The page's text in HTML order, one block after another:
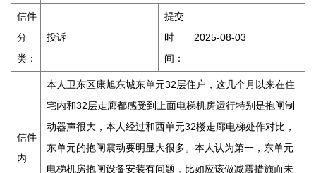
信件
分
类：
投诉
提交
时
间：
2025-08-03
信件
内
本人卫东区康旭东城东单元32层住户，这几个月以来在住
宅内和32层走廊都感受到上面电梯机房运行特别是抱闸制
动器声很大，本人经过和西单元32楼走廊电梯处作对比，
东单元的抱闸震动要明显大很多。本人认为第一，东单元
电梯机房抱闸设备安装有问题，比如应该做减震措施而未